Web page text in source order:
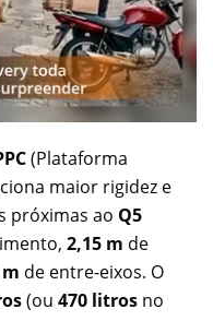
(Plataforma
maior rigidez e
próximas ao Q5
2,15 m de
de entre-eixos. O
(ou 470 litros no